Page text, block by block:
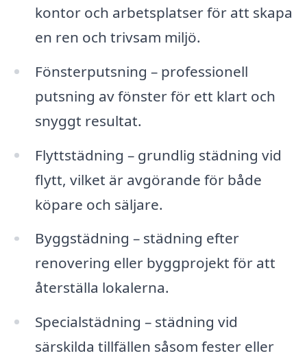
kontor och arbetsplatser för att skapa
en ren och trivsam miljö.
Fönsterputsning – professionell
putsning av fönster för ett klart och
snyggt resultat.
Flyttstädning – grundlig städning vid
flytt, vilket är avgörande för både
köpare och säljare.
Byggstädning – städning efter
renovering eller byggprojekt för att
återställa lokalerna.
Specialstädning – städning vid
särskilda tillfällen såsom fester eller